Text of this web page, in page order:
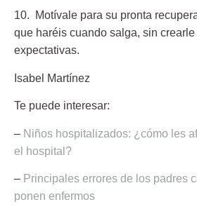
10. Motívale para su pronta
que haréis cuando salga, sin
expectativas.
Isabel Martínez
Te puede interesar:
– Niños hospitalizados: ¿cómo les
el hospital?
– Principales errores de los padres
ponen enfermos